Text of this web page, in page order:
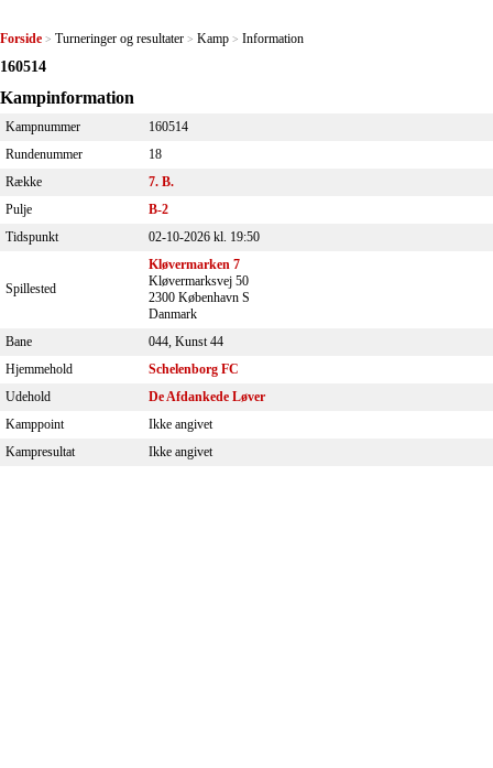
Forside > Turneringer og resultater > Kamp > Information
160514
Kampinformation
Kampnummer
160514
Rundenummer
18
Række
7. B.
Pulje
B-2
Tidspunkt
02-10-2026 kl. 19:50
Spillested
Kløvermarken 7
Kløvermarksvej 50
2300 København S
Danmark
Bane
044, Kunst 44
Hjemmehold
Schelenborg FC
Udehold
De Afdankede Løver
Kamppoint
Ikke angivet
Kampresultat
Ikke angivet